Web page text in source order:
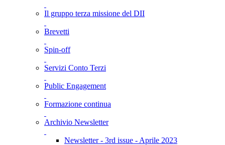
Il gruppo terza missione del DII
Brevetti
Spin-off
Servizi Conto Terzi
Public Engagement
Formazione continua
Archivio Newsletter
Newsletter - 3rd issue - Aprile 2023